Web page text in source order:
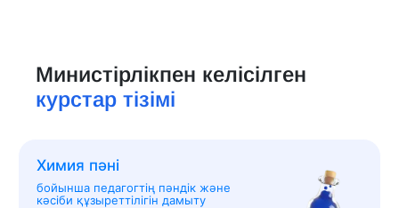
Министірлікпен келісілген
курстар тізімі
Химия пәні
бойынша педагогтің пәндік және
кәсіби құзыреттілігін дамыту